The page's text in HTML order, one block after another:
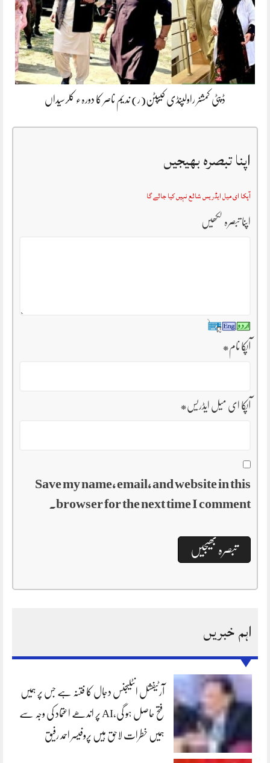
ڈپٹی کمشنر راولپنڈی کیپٹن(ر) ندیم ناصر کا دورہء کلرسیداں
اپنا تبصرہ بھیجیں
آپکا ای میل ایڈریس شائع نہیں کیا جائے گا
اپنا تبصرہ لکھیں
آپکا نام*
آپکا ای میل ایڈریس*
Save my name, email, and website in this
browser for the next time I comment.
اہم خبریں
آرٹیفشل انٹلیجنس دجال کا فتنہ ہے جس پر ہمیں
فتح حاصل ہو گی،AI پر اندھے اعتماد کی وجہ سے
ہمیں خطرات لاحق ہیں پروفیسر احمد رفیق